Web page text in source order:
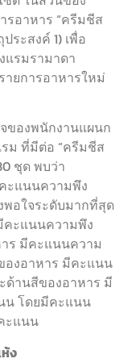
อาหาร “ครีมชีส
ระสงค์ 1) เพื่อ
แรมรามาดา
ายการอาหารใหม่
ของพนักงานแผนก
ม ที่มีต่อ “ครีมชีส
ชุด พบว่า
แนนความพึง
อใจระดับมากที่สุด
คะแนนความพึง
ร มีคะแนนความ
องอาหาร มีคะแนน
ด้านสีของอาหาร มี
น โดยมีคะแนน
ะแนน
ง